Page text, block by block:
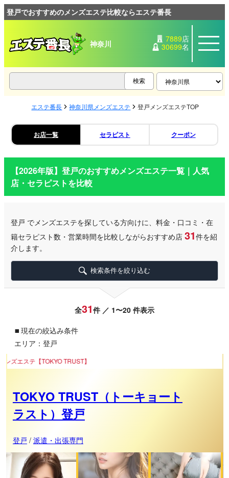
登戸でおすすめのメンズエステ比較ならエステ番長
神奈川 7889店
30699名
エステ番長 神奈川県メンズエステ 登戸メンズエステTOP
お店一覧 セラピスト クーポン
【2026年版】登戸のおすすめメンズエステ一覧｜人気
店・セラピストを比較
登戸 でメンズエステを探している方向けに、料金・口コミ・在
籍セラピスト数・営業時間を比較しながらおすすめ店31件を紹
介します。
検索条件を絞り込む
全31件 ／ 1〜20 件表示
▪ 現在の絞込み条件
エリア：登戸
TRUST】
TOKYO TRUST（トーキョート
ラスト）登戸
登戸 / 派遣・出張専門